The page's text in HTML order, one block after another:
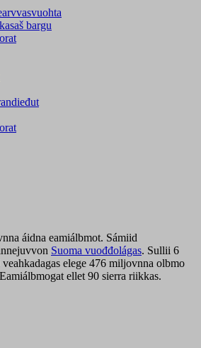
bargu
áidna eamiálbmot. Sámiid
Suoma vuođđolágas. Sullii 6
elege 476 miljovnna olbmo
ellet 90 sierra riikkas.